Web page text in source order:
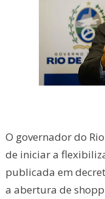
O governador do
de iniciar a
publicada em
a abertura de